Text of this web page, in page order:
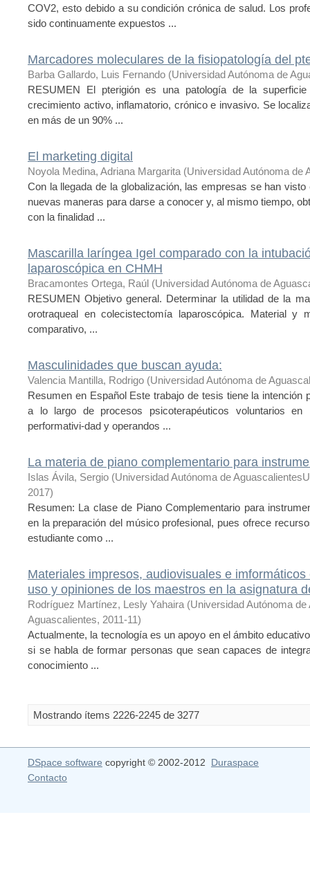
COV2, esto debido a su condición crónica de salud. Los
sido continuamente expuestos ...
Marcadores moleculares de la fisiopatología del
Barba Gallardo, Luis Fernando (Universidad Autónoma de
RESUMEN El pterigión es una patología de la
crecimiento activo, inflamatorio, crónico e invasivo. Se
en más de un 90% ...
El marketing digital
Noyola Medina, Adriana Margarita (Universidad Autónoma de
Con la llegada de la globalización, las empresas se han
nuevas maneras para darse a conocer y, al mismo tiempo,
con la finalidad ...
Mascarilla laríngea Igel comparado con la
laparoscópica en CHMH
Bracamontes Ortega, Raúl (Universidad Autónoma de
RESUMEN Objetivo general. Determinar la utilidad de la
orotraqueal en colecistectomía laparoscópica. Material y
comparativo, ...
Masculinidades que buscan ayuda:
Valencia Mantilla, Rodrigo (Universidad Autónoma de
Resumen en Español Este trabajo de tesis tiene la intención
a lo largo de procesos psicoterapéuticos voluntarios
performativi-dad y operandos ...
La materia de piano complementario para
Islas Ávila, Sergio (Universidad Autónoma de
2017)
Resumen: La clase de Piano Complementario para
en la preparación del músico profesional, pues ofrece
estudiante como ...
Materiales impresos, audiovisuales e
uso y opiniones de los maestros en la asignatura
Rodríguez Martínez, Lesly Yahaira (Universidad Autónoma
Aguascalientes, 2011-11)
Actualmente, la tecnología es un apoyo en el ámbito
si se habla de formar personas que sean capaces de
conocimiento ...
Mostrando ítems 2226-2245 de 3277
DSpace software copyright © 2002-2012 Duraspace
Contacto